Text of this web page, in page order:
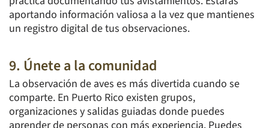
aportando información valiosa a la vez que mantienes
un registro digital de tus observaciones.
9. Únete a la comunidad
La observación de aves es más divertida cuando se
comparte. En Puerto Rico existen grupos,
organizaciones y salidas guiadas donde puedes